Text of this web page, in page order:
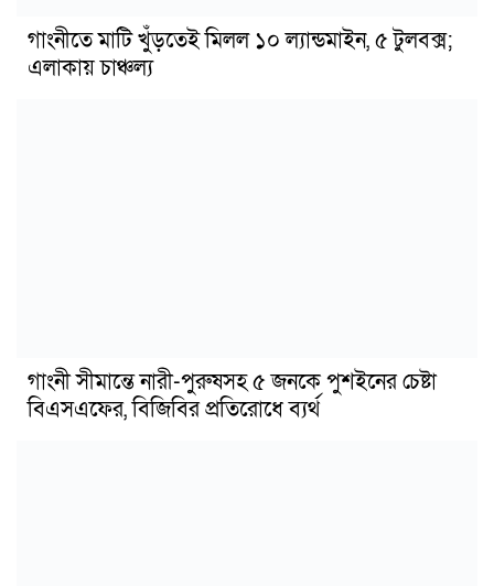
গাংনীতে মাটি খুঁড়তেই মিলল ১০ ল্যান্ডমাইন, ৫ টুলবক্স;
এলাকায় চাঞ্চল্য
গাংনী সীমান্তে নারী-পুরুষসহ ৫ জনকে পুশইনের চেষ্টা
বিএসএফের, বিজিবির প্রতিরোধে ব্যর্থ